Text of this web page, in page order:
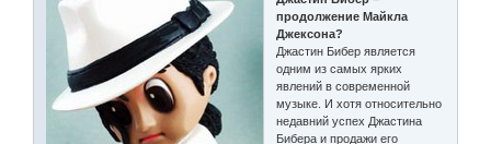
продолжение Майкла
Джексона?
Джастин Бибер является
одним из самых ярких
явлений в современной
музыке. И хотя относительно
недавний успех Джастина
Бибера и продажи его